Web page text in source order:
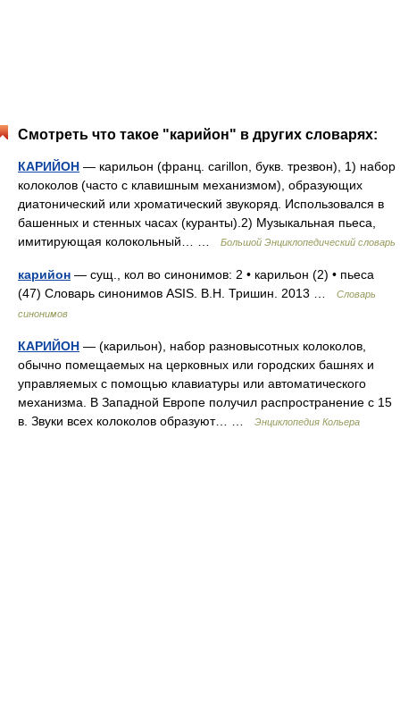
Смотреть что такое "карийон" в других словарях:
КАРИЙОН — карильон (франц. carillon, букв. трезвон), 1) набор
колоколов (часто с клавишным механизмом), образующих
диатонический или хроматический звукоряд. Использовался в
башенных и стенных часах (куранты).2) Музыкальная пьеса,
имитирующая колокольный… …
Большой Энциклопедический словарь
карийон — сущ., кол во синонимов: 2 • карильон (2) • пьеса
(47) Словарь синонимов ASIS. В.Н. Тришин. 2013 …
Словарь
синонимов
КАРИЙОН — (карильон), набор разновысотных колоколов,
обычно помещаемых на церковных или городских башнях и
управляемых с помощью клавиатуры или автоматического
механизма. В Западной Европе получил распространение с 15
в. Звуки всех колоколов образуют… …
Энциклопедия Кольера